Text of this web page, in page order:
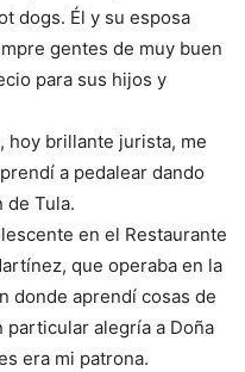
dogs. Él y su esposa
gentes de muy buen
para sus hijos y
hoy brillante jurista, me
a pedalear dando
de Tula.
en el Restaurante
que operaba en la
donde aprendí cosas de
particular alegría a Doña
era mi patrona.